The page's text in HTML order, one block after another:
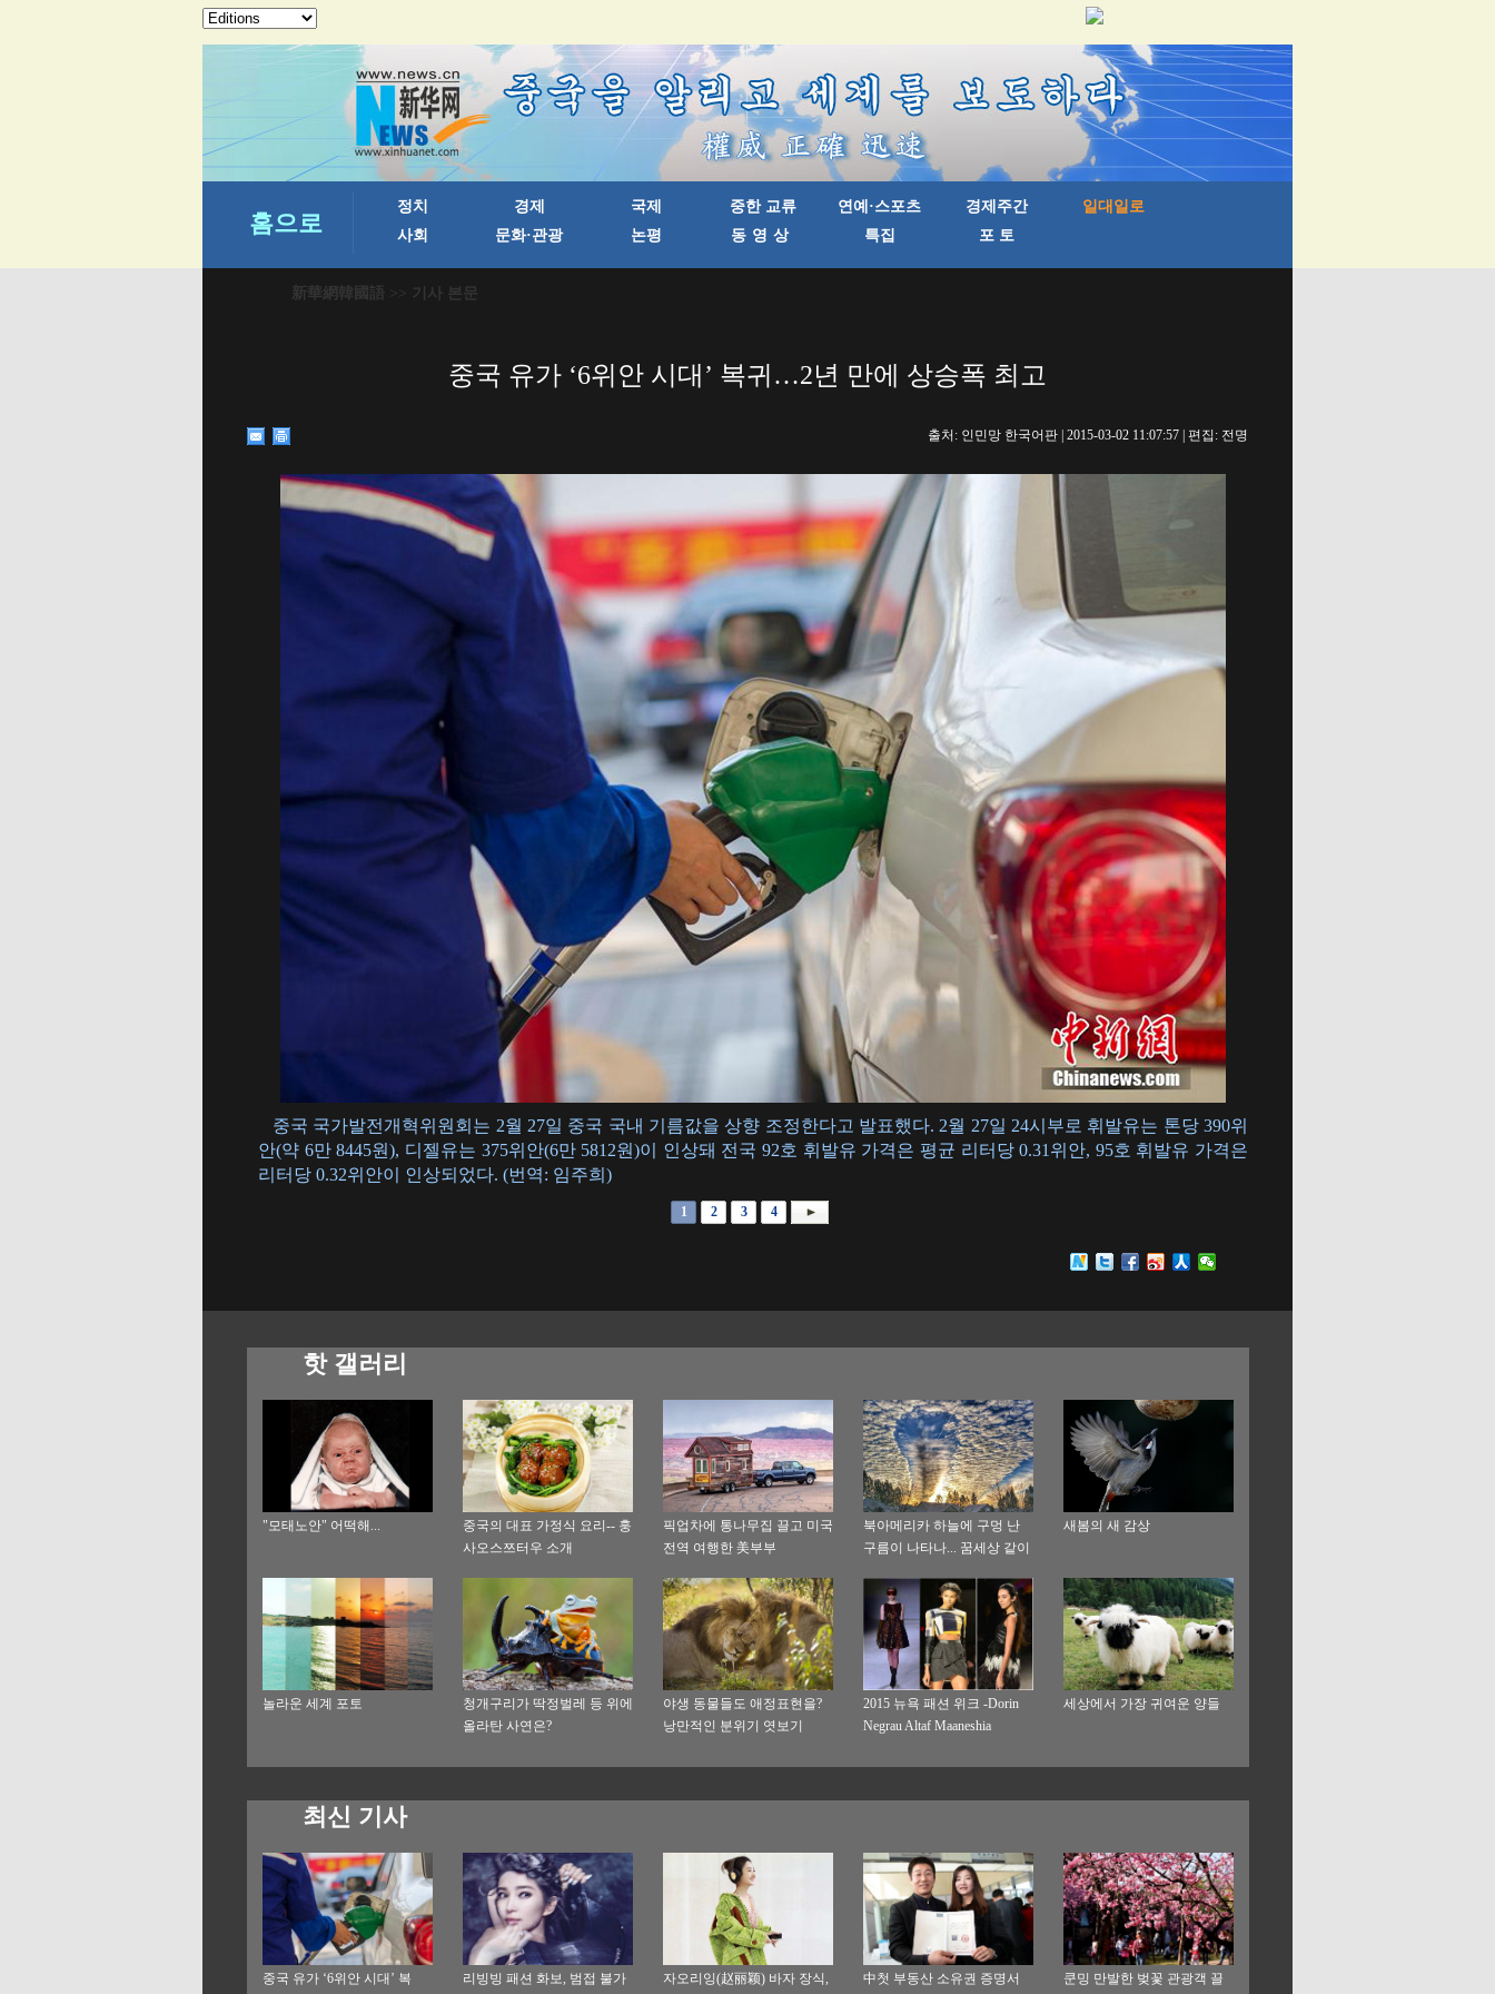
新華網韓國語 >> 기사 본문
중국 유가 ‘6위안 시대’ 복귀…2년 만에 상승폭 최고
출처: 인민망 한국어판 | 2015-03-02 11:07:57 | 편집: 전명
중국 국가발전개혁위원회는 2월 27일 중국 국내 기름값을 상향 조정한다고 발표했다. 2월 27일 24시부로 휘발유는 톤당 390위
안(약 6만 8445원), 디젤유는 375위안(6만 5812원)이 인상돼 전국 92호 휘발유 가격은 평균 리터당 0.31위안, 95호 휘발유 가격은
리터당 0.32위안이 인상되었다. (번역: 임주희)
1 2 3 4
핫 갤러리
"모태노안" 어떡해...
중국의 대표 가정식 요리-- 훙
사오스쯔터우 소개
픽업차에 통나무집 끌고 미국
전역 여행한 美부부
북아메리카 하늘에 구멍 난
구름이 나타나... 꿈세상 같이
새봄의 새 감상
놀라운 세계 포토
청개구리가 딱정벌레 등 위에
올라탄 사연은?
야생 동물들도 애정표현을?
낭만적인 분위기 엿보기
2015 뉴욕 패션 위크 -Dorin
Negrau Altaf Maaneshia
세상에서 가장 귀여운 양들
최신 기사
중국 유가 ‘6위안 시대’ 복
리빙빙 패션 화보, 범접 불가
자오리잉(赵丽颖) 바자 장식,
中첫 부동산 소유권 증명서
쿤밍 만발한 벚꽃 관광객 끌